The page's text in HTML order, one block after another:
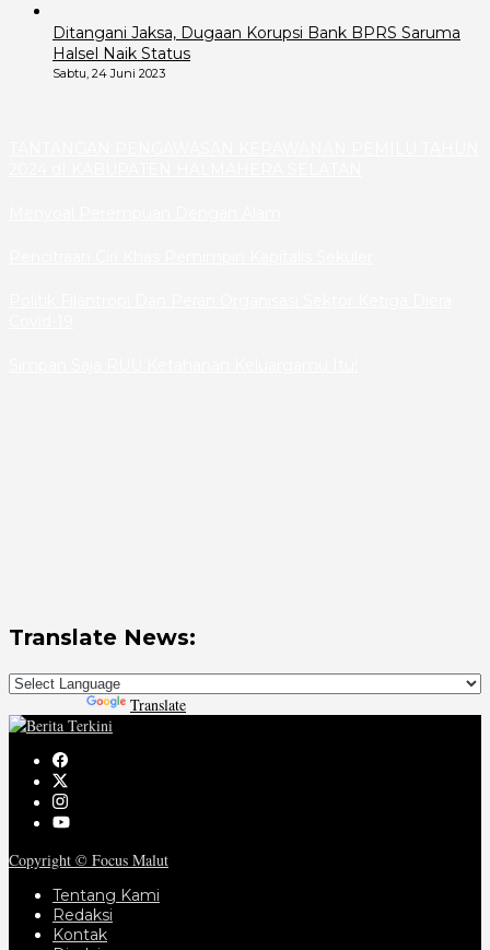
Ditangani Jaksa, Dugaan Korupsi Bank BPRS Saruma
Halsel Naik Status
Sabtu, 24 Juni 2023
Translate News:
Translate
Copyright © Focus Malut
Tentang Kami
Redaksi
Kontak